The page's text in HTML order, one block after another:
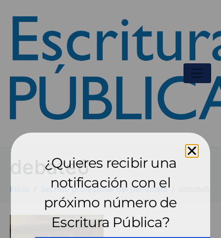
debate6
Inicio Secreto profesional del periodista
¿Quieres recibir una
notificación con el
próximo número de
Escritura Pública?